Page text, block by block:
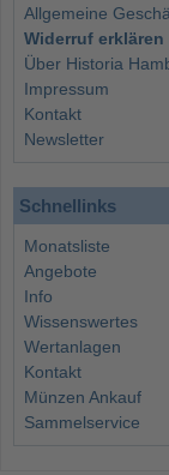
Allgemeine
Widerruf erklären
Über Historia
Impressum
Kontakt
Newsletter
Schnellinks
Monatsliste
Angebote
Info
Wissenswertes
Wertanlagen
Kontakt
Münzen Ankauf
Sammelservice